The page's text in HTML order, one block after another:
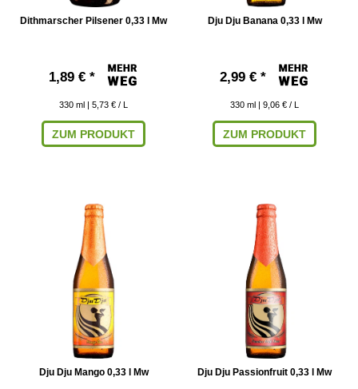
Dithmarscher Pilsener 0,33 l Mw
1,89 € *
330 ml | 5,73 € / L
ZUM PRODUKT
Dju Dju Banana 0,33 l Mw
2,99 € *
330 ml | 9,06 € / L
ZUM PRODUKT
Dju Dju Mango 0,33 l Mw Dju Dju Passionfruit 0,33 l Mw